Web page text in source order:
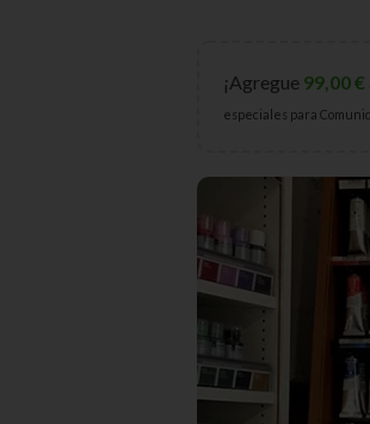
¡Agregue 99,00€
especiales para